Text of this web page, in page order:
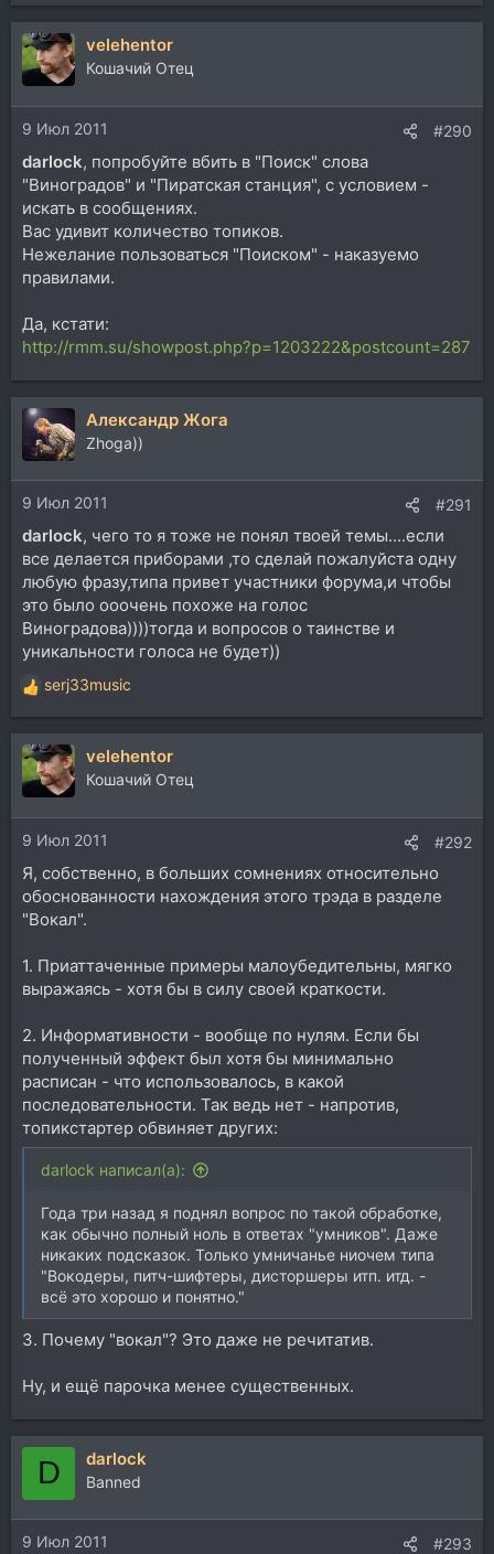
velehentor
Кошачий Отец
9 Июл 2011 #290
darlock, попробуйте вбить в "Поиск" слова
"Виноградов" и "Пиратская станция", с условием -
искать в сообщениях.
Вас удивит количество топиков.
Нежелание пользоваться "Поиском" - наказуемо
правилами.
Да, кстати:
http://rmm.su/showpost.php?p=1203222&postcount=287
Александр Жога
Zhoga))
9 Июл 2011 #291
darlock, чего то я тоже не понял твоей темы....если
все делается приборами ,то сделай пожалуйста одну
любую фразу,типа привет участники форума,и чтобы
это было ооочень похоже на голос
Виноградова))))тогда и вопросов о таинстве и
уникальности голоса не будет))
Р
е
а
к
ц
и
и
:
serj33music
velehentor
Кошачий Отец
9 Июл 2011 #292
Я, собственно, в больших сомнениях относительно
обоснованности нахождения этого трэда в разделе
"Вокал".
1. Приаттаченные примеры малоубедительны, мягко
выражаясь - хотя бы в силу своей краткости.
2. Информативности - вообще по нулям. Если бы
полученный эффект был хотя бы минимально
расписан - что использовалось, в какой
последовательности. Так ведь нет - напротив,
топикстартер обвиняет других:
darlock написал(а):
Года три назад я поднял вопрос по такой обработке,
как обычно полный ноль в ответах "умников". Даже
никаких подсказок. Только умничанье ниочем типа
"Вокодеры, питч-шифтеры, дисторшеры итп. итд. -
всё это хорошо и понятно."
3. Почему "вокал"? Это даже не речитатив.
Ну, и ещё парочка менее существенных.
D darlock
Banned
9 Июл 2011 #293